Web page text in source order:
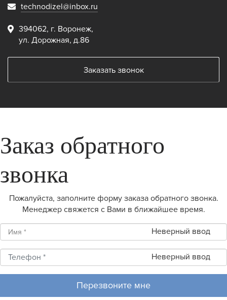
technodizel@inbox.ru
394062, г. Воронеж,
ул. Дорожная, д.86
Заказать звонок
Заказ обратного
звонка
Пожалуйста, заполните форму заказа обратного звонка.
Менеджер свяжется с Вами в ближайшее время.
Неверный ввод
Неверный ввод
Перезвоните мне